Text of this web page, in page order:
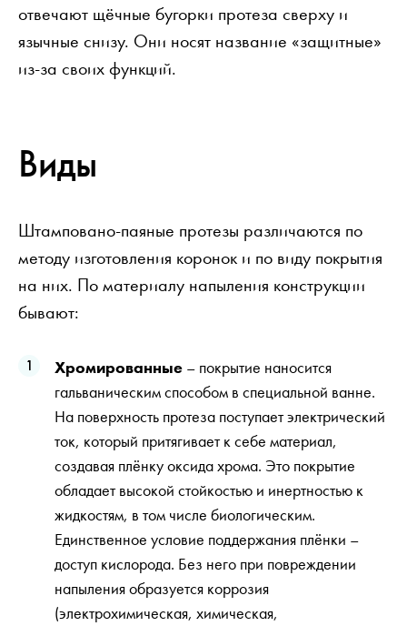
отвечают щёчные бугорки протеза сверху и
язычные снизу. Они носят название «защитные»
из-за своих функций.
Виды
Штамповано-паяные протезы различаются по
методу изготовления коронок и по виду покрытия
на них. По материалу напыления конструкции
бывают:
Хромированные – покрытие наносится
гальваническим способом в специальной ванне.
На поверхность протеза поступает электрический
ток, который притягивает к себе материал,
создавая плёнку оксида хрома. Это покрытие
обладает высокой стойкостью и инертностью к
жидкостям, в том числе биологическим.
Единственное условие поддержания плёнки –
доступ кислорода. Без него при повреждении
напыления образуется коррозия
(электрохимическая, химическая,